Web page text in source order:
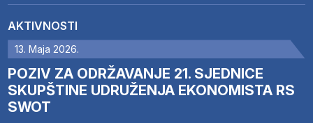
AKTIVNOSTI
13. Maja 2026.
POZIV ZA ODRŽAVANJE 21. SJEDNICE
SKUPŠTINE UDRUŽENJA EKONOMISTA RS
SWOT